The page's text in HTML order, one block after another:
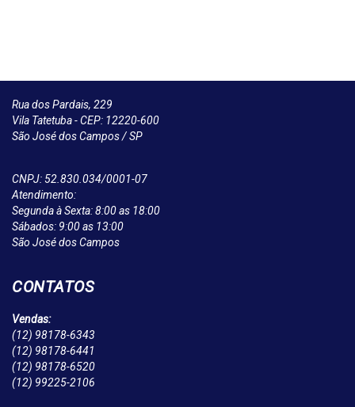
Rua dos Pardais, 229
Vila Tatetuba - CEP: 12220-600
São José dos Campos / SP
CNPJ: 52.830.034/0001-07
Atendimento:
Segunda à Sexta: 8:00 as 18:00
Sábados: 9:00 as 13:00
São José dos Campos
CONTATOS
Vendas:
(12) 98178-6343
(12) 98178-6441
(12) 98178-6520
(12) 99225-2106